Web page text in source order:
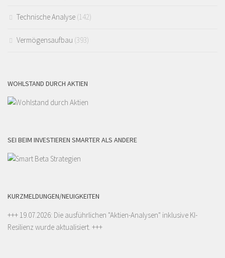
Technische Analyse (142)
Vermögensaufbau (393)
WOHLSTAND DURCH AKTIEN
SEI BEIM INVESTIEREN SMARTER ALS ANDERE
KURZMELDUNGEN/NEUIGKEITEN
+++ 19.07.2026: Die ausführlichen "Aktien-Analysen" inklusive KI-
Resilienz wurde aktualisiert. +++